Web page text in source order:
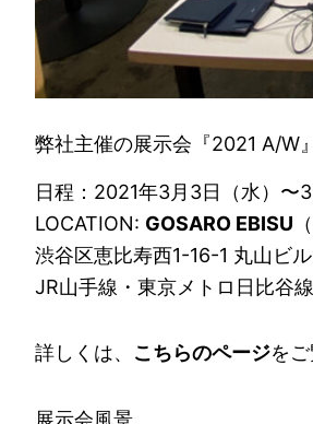
弊社主催の展示会『2021 A/W
日程：2021年3月3日（水）
LOCATION: GOSARO EBISU
渋谷区恵比寿西1-16-1 丸山ビ
JR山手線・東京メトロ日比谷
詳しくは、 こちらのページをご
展示会風景